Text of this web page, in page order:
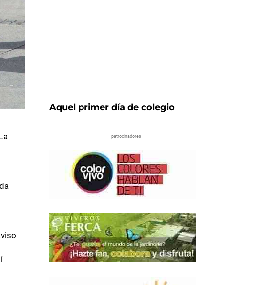
Aquel primer día de colegio
– patrocinadores –